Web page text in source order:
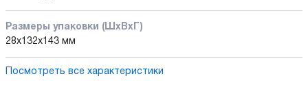
Размеры упаковки (ШxВxГ)
28x132x143 мм
Посмотреть все характеристики